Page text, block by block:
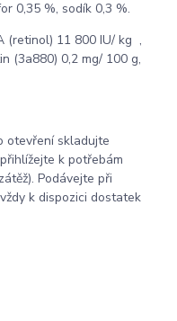
0,35 %, sodík 0,3 %.
(retinol) 11 800 IU/ kg ,
(3a880) 0,2 mg/ 100 g,
otevření skladujte
k potřebám
Podávejte při
k dispozici dostatek